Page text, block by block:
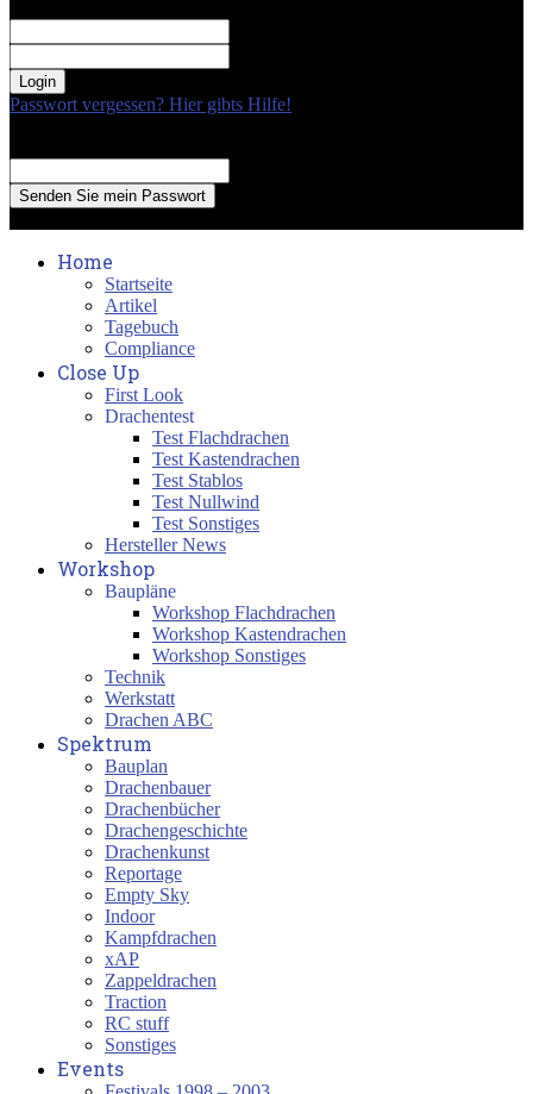
Passwort vergessen? Hier gibts Hilfe!
Home
Startseite
Artikel
Tagebuch
Compliance
Close Up
First Look
Drachentest
Test Flachdrachen
Test Kastendrachen
Test Stablos
Test Nullwind
Test Sonstiges
Hersteller News
Workshop
Baupläne
Workshop Flachdrachen
Workshop Kastendrachen
Workshop Sonstiges
Technik
Werkstatt
Drachen ABC
Spektrum
Bauplan
Drachenbauer
Drachenbücher
Drachengeschichte
Drachenkunst
Reportage
Empty Sky
Indoor
Kampfdrachen
xAP
Zappeldrachen
Traction
RC stuff
Sonstiges
Events